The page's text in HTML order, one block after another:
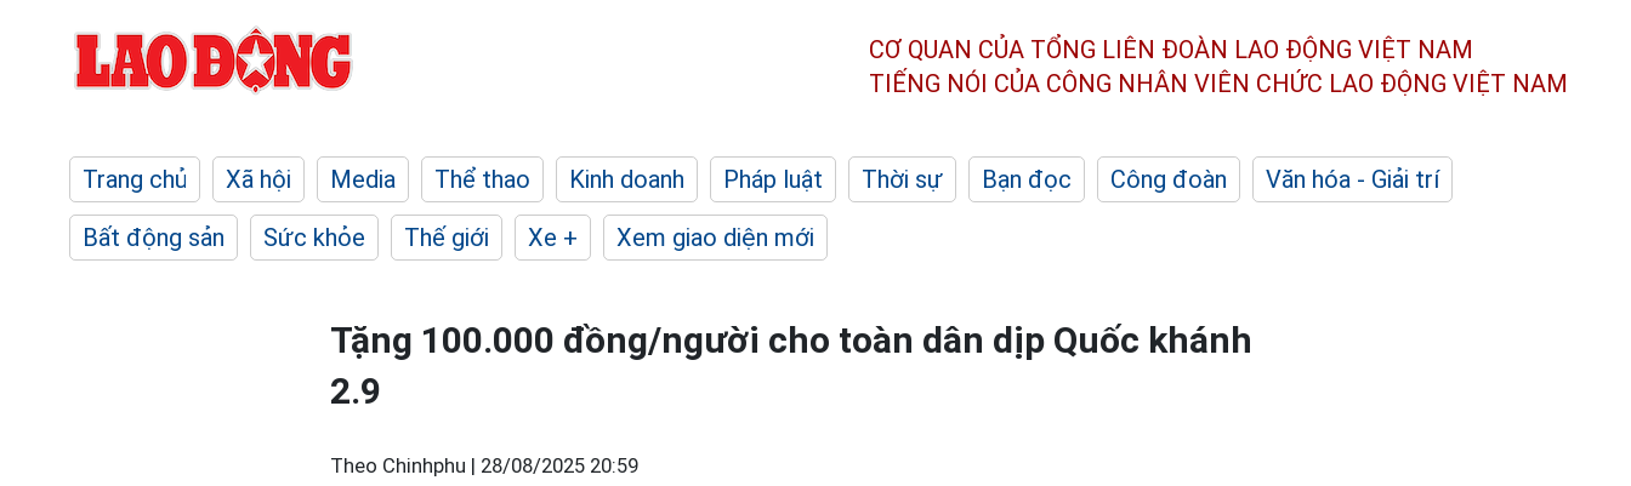
CƠ QUAN CỦA TỔNG LIÊN ĐOÀN LAO ĐỘNG VIỆT NAM
TIẾNG NÓI CỦA CÔNG NHÂN VIÊN CHỨC LAO ĐỘNG VIỆT NAM
Trang chủ Xã hội Media Thể thao Kinh doanh Pháp luật Thời sự Bạn đọc Công đoàn
Văn hóa - Giải trí
Bất động sản
Sức khỏe Thế giới Xe + Xem giao diện mới
Tặng 100.000 đồng/người cho toàn dân dịp Quốc khánh
2.9
Theo Chinhphu | 28/08/2025 20:59